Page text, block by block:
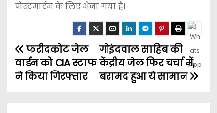
पोस्टमार्टम के लिए भेजा गया है।
गोइंदवाल साहिब की
केंद्रीय जेल फिर चर्चा में,
बरामद हुआ ये सामान
फरीदकोट जेल
वार्डन को CIA स्टाफ
ने किया गिरफ्तार